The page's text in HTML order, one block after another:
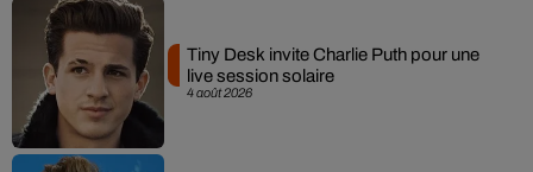
4 août 2026
Tiny Desk invite Charlie Puth pour une
live session solaire